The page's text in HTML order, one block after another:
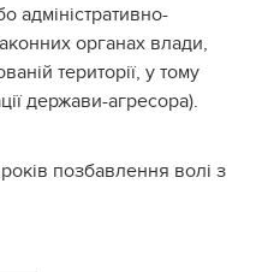
адміністративно-
органах влади,
території, у тому
держави-агресора).
позбавлення волі з